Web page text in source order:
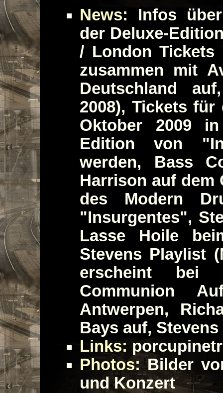
News: Infos
der Deluxe-
/ London Tickets
zusammen mit
Deutschland
2008), Tickets
Oktober 2009
Edition von
werden, Bass
Harrison auf dem
des Modern
"Insurgentes",
Lasse Hoile
Stevens Playlist
erscheint bei
Communion
Antwerpen,
Bays auf,
Links:
Photos:Bilder
und Konzert